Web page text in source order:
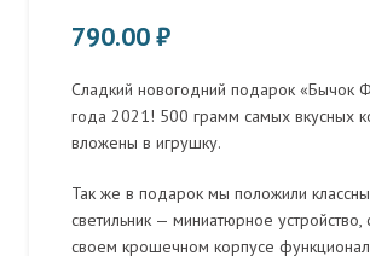
790.00₽
Сладкий новогодний подарок «Бычок
года 2021! 500 грамм самых вкусных
вложены в игрушку.
Так же в подарок мы положили
светильник — миниатюрное
своем крошечном корпусе функционал